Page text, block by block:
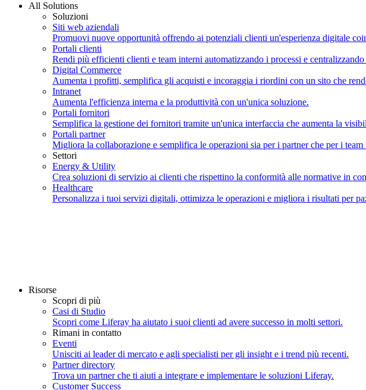
All Solutions
Soluzioni
Siti web aziendali
Promuovi nuove opportunità offrendo ai potenziali clienti un'esperienza digitale
Portali clienti
Rendi più efficienti clienti e team interni automatizzando i processi e
Digital Commerce
Aumenta i profitti, semplifica gli acquisti e incoraggia i riordini con un sito che
Intranet
Aumenta l'efficienza interna e la produttività con un'unica soluzione.
Portali fornitori
Semplifica la gestione dei fornitori tramite un'unica interfaccia che aumenta la
Portali partner
Migliora la collaborazione e semplifica le operazioni sia per i partner che per i team
Settori
Energy & Utility
Crea soluzioni di servizio ai clienti che rispettino la conformità alle normative in
Healthcare
Personalizza i tuoi servizi digitali, ottimizza le operazioni e migliora i risultati per
Risorse
Scopri di più
Casi di Studio
Scopri come Liferay ha aiutato i suoi clienti ad avere successo in molti settori.
Rimani in contatto
Eventi
Unisciti ai leader di mercato e agli specialisti per gli insight e i trend più recenti.
Partner directory
Trova un partner che ti aiuti a integrare e implementare le soluzioni Liferay.
Customer Success